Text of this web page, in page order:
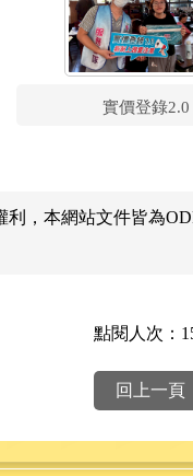
實價登錄2.0
，本網站文件皆為
點閱人次：
回上一頁